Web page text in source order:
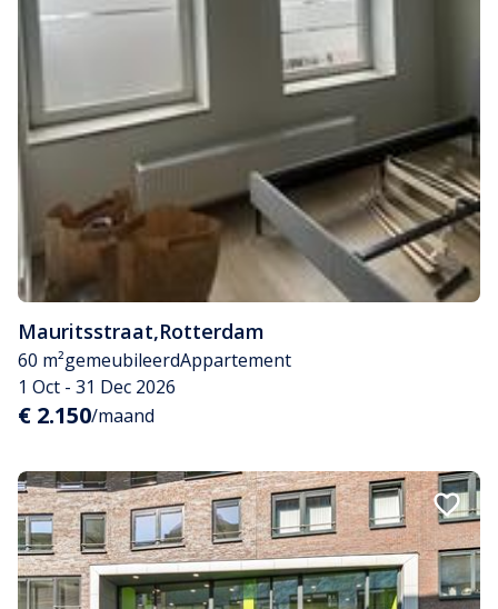
Mauritsstraat,Rotterdam
60 m²gemeubileerdAppartement
1 Oct - 31 Dec 2026
€ 2.150/maand